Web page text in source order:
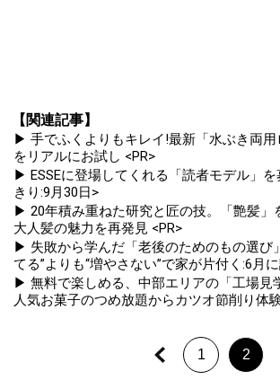
【関連記事】
▶ 手でふくよりもキレイ!最新「水ぶき両用
をリアルにお試し <PR>
▶ ESSEに登場してくれる「読者モデル」
きり:9月30日>
▶ 20年積み重ねた研究と匠の技。「艶髪」
大人髪の魅力を再発見 <PR>
▶ 失敗から学んだ「老後のためのもの選び
てる”よりも“増やさない”で家が片付く:6月
▶ 無料で楽しめる、中部エリアの「工場見
人気お菓子のつめ放題からカツオ節削り体
1 2